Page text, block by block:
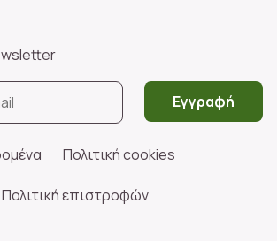
Εγγραφή
Πολιτική cookies
Πολιτική επιστροφών